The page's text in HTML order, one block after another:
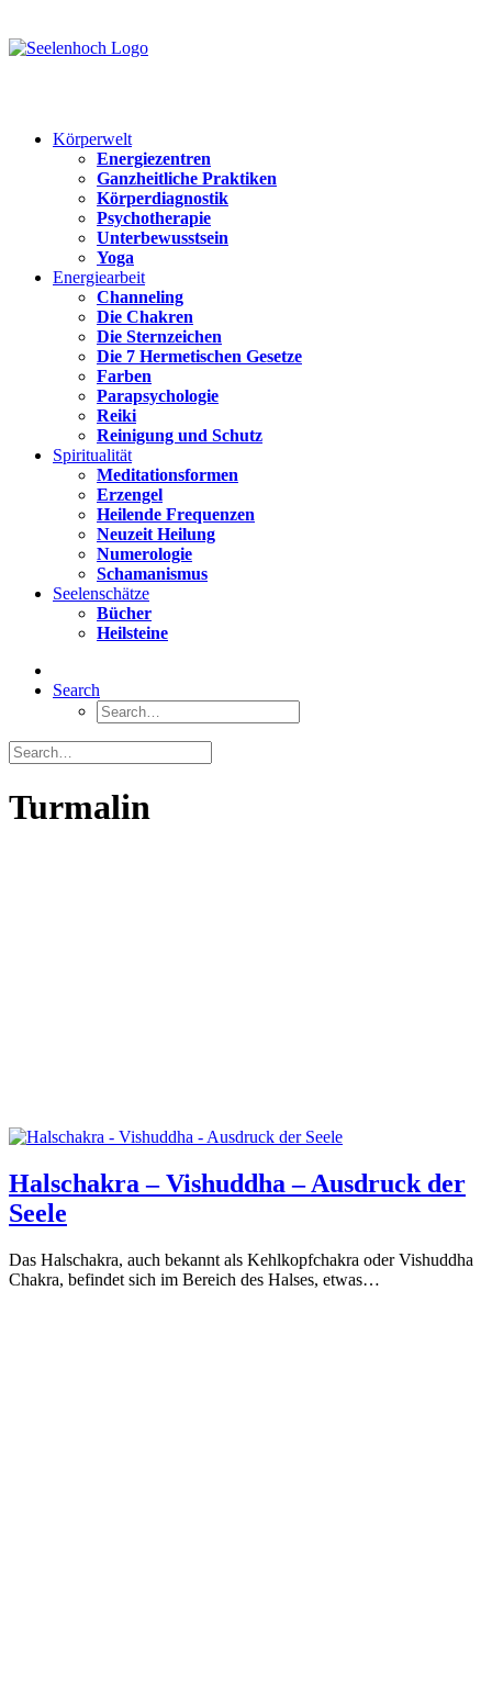
Körperwelt
Energiezentren
Ganzheitliche Praktiken
Körperdiagnostik
Psychotherapie
Unterbewusstsein
Yoga
Energiearbeit
Channeling
Die Chakren
Die Sternzeichen
Die 7 Hermetischen Gesetze
Farben
Parapsychologie
Reiki
Reinigung und Schutz
Spiritualität
Meditationsformen
Erzengel
Heilende Frequenzen
Neuzeit Heilung
Numerologie
Schamanismus
Seelenschätze
Bücher
Heilsteine
Search
Turmalin
Halschakra – Vishuddha – Ausdruck der
Seele
Das Halschakra, auch bekannt als Kehlkopfchakra oder Vishuddha
Chakra, befindet sich im Bereich des Halses, etwas…